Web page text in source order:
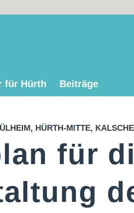
für Hürth Beiträge
, HÜRTH-MITTE,
für